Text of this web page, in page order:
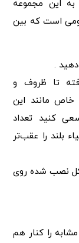
این مجموعه
است که بین
تا ظروف و
مانند این
کنید تعداد
بلند را عقب‌تر
نصب شده روی
را کنار هم